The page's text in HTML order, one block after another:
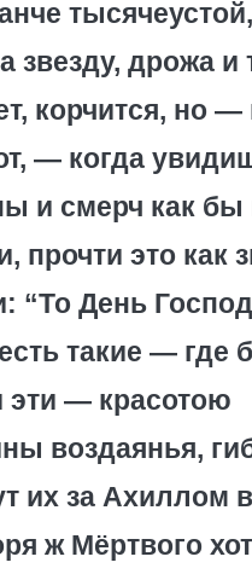
тысячеустой,
звезду, дрожа и
корчится, но —
— когда
и смерч как бы
прочти это как
“То День
такие — где
эти — красотою
воздаянья,
их за Ахиллом
ж Мёртвого